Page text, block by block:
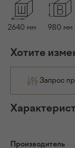
2640 мм 980 мм
Хотите
Запрос
Производитель